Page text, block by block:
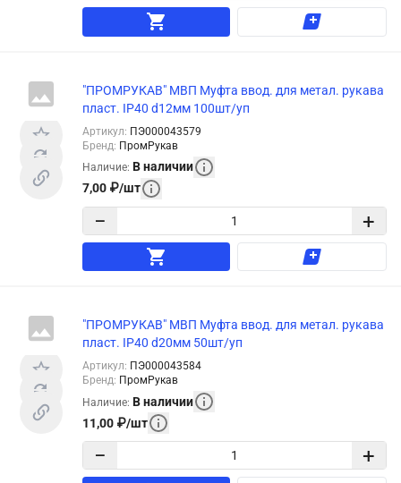
"ПРОМРУКАВ" МВП Муфта ввод. для метал. рукава
пласт. IP40 d12мм 100шт/уп
Артикул: ПЭ000043579
Бренд: ПромРукав
Наличие: В наличии
7,00 ₽/шт
− +
"ПРОМРУКАВ" МВП Муфта ввод. для метал. рукава
пласт. IP40 d20мм 50шт/уп
Артикул: ПЭ000043584
Бренд: ПромРукав
Наличие: В наличии
11,00 ₽/шт
− +